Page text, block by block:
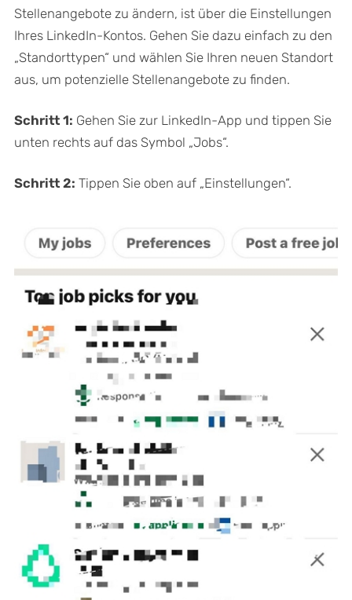
Stellenangebote zu ändern, ist über die Einstellungen
Ihres LinkedIn-Kontos. Gehen Sie dazu einfach zu den
„Standorttypen“ und wählen Sie Ihren neuen Standort
aus, um potenzielle Stellenangebote zu finden.
Schritt 1: Gehen Sie zur LinkedIn-App und tippen Sie
unten rechts auf das Symbol „Jobs“.
Schritt 2: Tippen Sie oben auf „Einstellungen“.